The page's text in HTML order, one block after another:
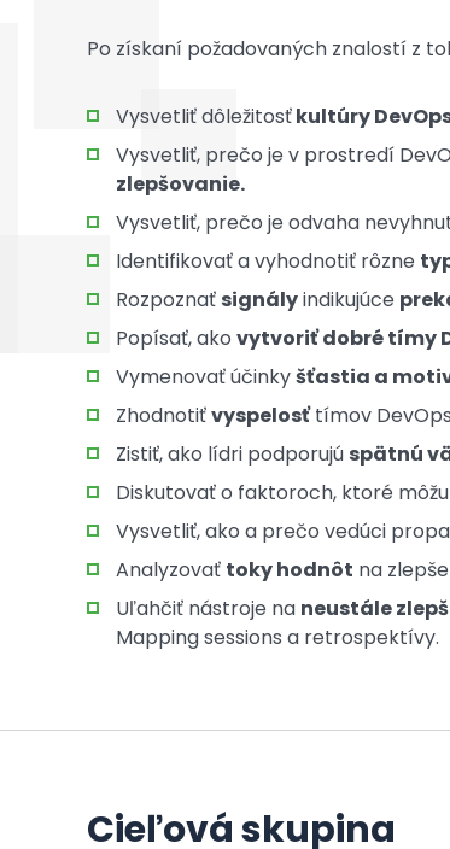
Po získaní požadovaných znalostí z
Vysvetliť dôležitosťkultúry
Vysvetliť, prečo je v prostredí
zlepšovanie.
Vysvetliť, prečo je odvaha
Identifikovať a vyhodnotiť rôzne
Rozpoznať signályindikujúce
Popísať, ako vytvoriť dobré tímy
Vymenovať účinkyšťastia a
Zhodnotiťvyspelosťtímov
Zistiť, ako lídri podporujú spätnú
Diskutovať o faktoroch, ktoré
Vysvetliť, ako a prečo vedúci
Analyzovať toky hodnôt na
Uľahčiť nástroje na neustále
Mapping sessions a retrospektívy.
Cieľová skupina